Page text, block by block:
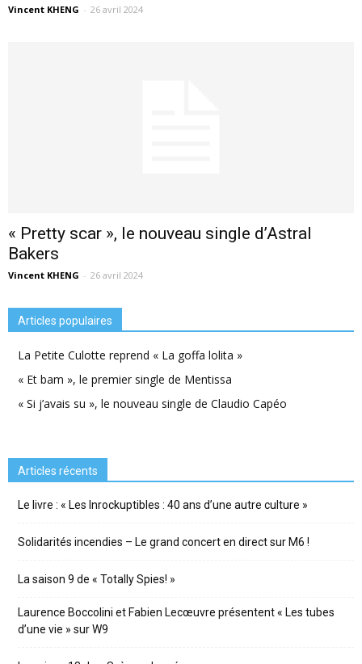
Vincent KHENG - 26 avril 2024
« Pretty scar », le nouveau single d’Astral
Bakers
Vincent KHENG - 26 avril 2024
Articles populaires
La Petite Culotte reprend « La goffa lolita »
« Et bam », le premier single de Mentissa
« Si j’avais su », le nouveau single de Claudio Capéo
Articles récents
Le livre : « Les Inrockuptibles : 40 ans d’une autre culture »
Solidarités incendies – Le grand concert en direct sur M6 !
La saison 9 de « Totally Spies! »
Laurence Boccolini et Fabien Lecœuvre présentent « Les tubes
d’une vie » sur W9